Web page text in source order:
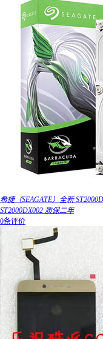
希捷（SEAGATE）全新
ST2000DX002 质保二年
0条评价